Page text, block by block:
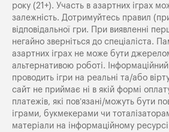
року (21+). Участь в азартних іграх
залежність. Дотримуйтесь правил
відповідальної гри. При виявленні
негайно зверніться до спеціаліста.
азартних іграх не може бути
альтернативою роботі.
проводить ігри на реальні та/або
сайт не приймає ні в якій формі
платежів, які пов’язані/можуть бути
іграми, букмекерами чи
матеріали на інформаційному